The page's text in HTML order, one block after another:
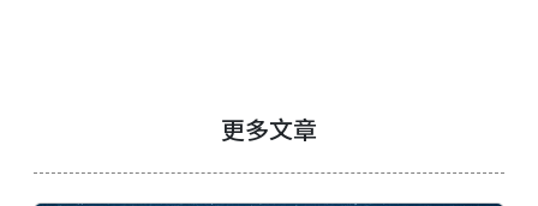
更多文章